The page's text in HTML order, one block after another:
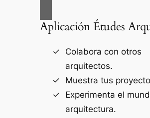
Aplicación Études
Colabora con otros
arquitectos.
Muestra tus
Experimenta el
arquitectura.